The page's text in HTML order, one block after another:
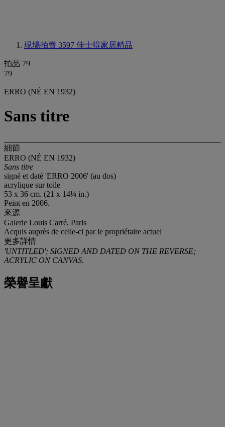
現場拍賣 3597 佳士得家居精品
拍品 79
79
ERRO (NÉ EN 1932)
Sans titre
細節
ERRO (NÉ EN 1932)
Sans titre
signé et daté 'ERRO 2006' (au dos)
acrylique sur toile
53 x 36 cm. (21 x 14¼ in.)
Peint en 2006.
來源
Galerie Louis Carré, Paris
Acquis auprès de celle-ci par le propriétaire actuel
更多詳情
'UNTITLED'; SIGNED AND DATED ON THE REVERSE;
ACRYLIC ON CANVAS.
榮譽呈獻